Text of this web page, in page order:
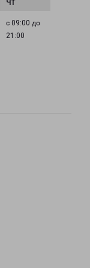
с 09:00 до
21:00